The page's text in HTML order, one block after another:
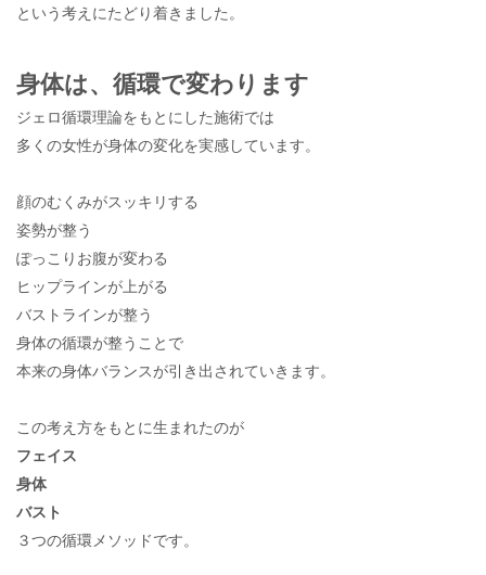
という考えにたどり着きました。
身体は、循環で変わります
ジェロ循環理論をもとにした施術では
多くの女性が身体の変化を実感しています。
顔のむくみがスッキリする
姿勢が整う
ぽっこりお腹が変わる
ヒップラインが上がる
バストラインが整う
身体の循環が整うことで
本来の身体バランスが引き出されていきます。
この考え方をもとに生まれたのが
フェイス
身体
バスト
３つの循環メソッドです。